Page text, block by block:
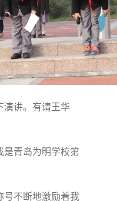
讲。有请王华
青岛为明学校第
不断地激励着我